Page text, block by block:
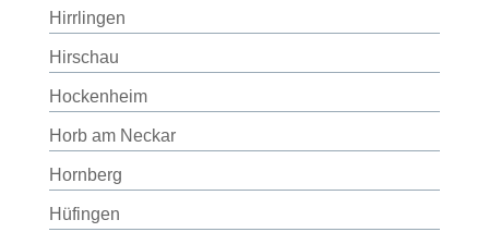
Hirrlingen
Hirschau
Hockenheim
Horb am Neckar
Hornberg
Hüfingen